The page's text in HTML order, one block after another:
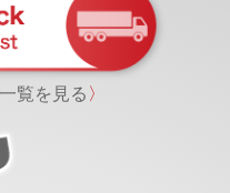
覧を見る 〉